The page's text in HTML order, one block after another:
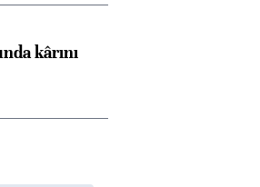
kârını